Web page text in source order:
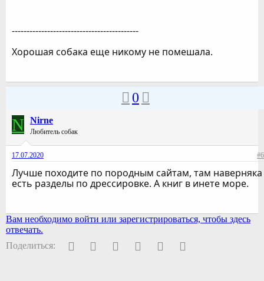
-------------------------------------------
Хорошая собака еще никому не помешала.
0
N Nirne
Любитель собак
17.07.2020 #6
Лучше походите по породным сайтам, там наверняка
есть разделы по дрессировке. А книг в инете море.
Вам необходимо войти или зарегистрироваться, чтобы здесь
отвечать.
Поделиться:
FacebookTwitter PinterestWhatsAppЭлектронная почта